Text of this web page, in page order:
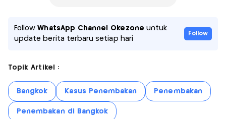
FollowWhatsApp Channel Okezone untuk
update berita terbaru setiap hari
Follow
Topik Artikel :
Bangkok Kasus Penembakan Penembakan
Penembakan di Bangkok